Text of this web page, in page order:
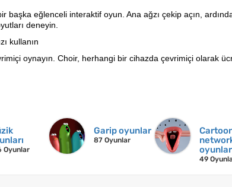
başka eğlenceli interaktif oyun. Ana ağzı çekip açın,
deneyin.
kullanın
oynayın. Choir, herhangi bir cihazda çevrimiçi olarak
Oyunlar
Garip oyunlar
87 Oyunlar
49